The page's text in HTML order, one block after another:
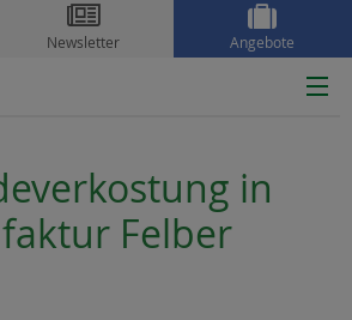

Newsletter

Angebote
in
Felber